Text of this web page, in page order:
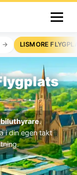
LISMORE
.
i din egen takt